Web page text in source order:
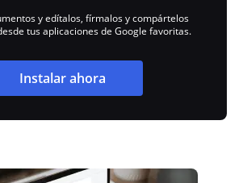
y edítalos, fírmalos y compártelos
tus aplicaciones de Google favoritas.
Instalar ahora